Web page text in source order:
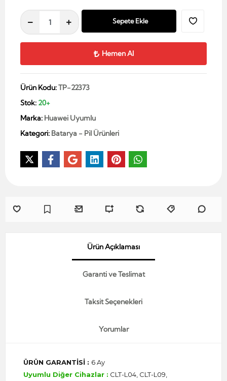
Sepete Ekle
Hemen Al
Ürün Kodu:TP-22373
Stok: 20+
Marka: Huawei Uyumlu
Kategori: Batarya - Pil Ürünleri
Ürün Açıklaması
Garanti ve Teslimat
Taksit Seçenekleri
Yorumlar
ÜRÜN GARANTİSİ : 6 Ay
Uyumlu Diğer Cihazlar : CLT-L04, CLT-L09,